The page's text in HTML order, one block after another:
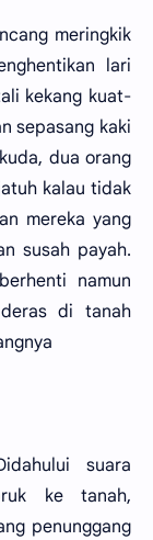
meringkik
lari
kekang kuat-
sepasang kaki
dua orang
kalau tidak
mereka yang
susah payah.
namun
di tanah
suara
ke tanah,
penunggang